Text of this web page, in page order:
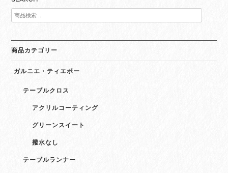
検
索
象:
商品カテゴリー
ガルニエ・ティエボー
テーブルクロス
アクリルコーティング
グリーンスイート
撥水なし
テーブルランナー